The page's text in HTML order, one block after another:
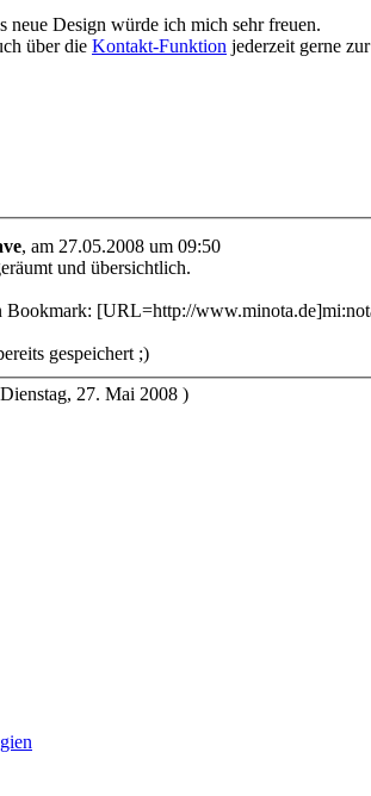
neue Design würde ich mich sehr freuen.
über die Kontakt-Funktion jederzeit gerne
, am 27.05.2008 um 09:50
und übersichtlich.
Bookmark: [URL=http://
gespeichert ;)
27. Mai 2008 )